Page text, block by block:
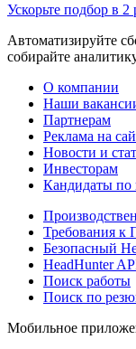
Ускорьте подбор в 2
Автоматизируйте
собирайте
О компании
Наши
Партнерам
Реклама на
Новости и
Инвесторам
Кандидаты по
Требования к
Безопасный
HeadHunter
Поиск работы
Поиск по
Мобильное